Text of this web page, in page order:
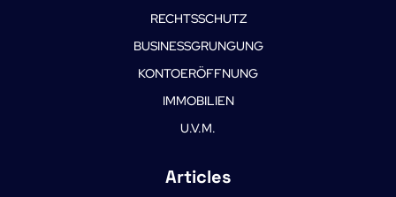
RECHTSSCHUTZ
BUSINESSGRUNGUNG
KONTOERÖFFNUNG
IMMOBILIEN
U.V.M.
Articles